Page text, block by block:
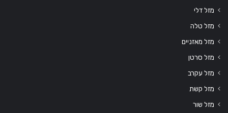
מזל דלי
מזל טלה
מזל מאזניים
מזל סרטן
מזל עקרב
מזל קשת
מזל שור